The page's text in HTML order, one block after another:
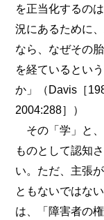
を正当化するの
況にあるために
なら、なぜその
を経ているとい
か」（Davis［
2004:288］）
その「学」と
ものとして認知
い。ただ、主張
ともないではな
は、「障害者の